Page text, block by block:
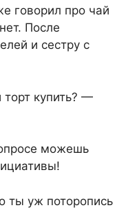
говорил про чай
После
и сестру с
купить? —
можешь
ты уж поторопись